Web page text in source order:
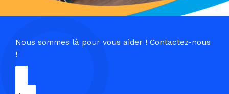
Nous sommes là pour vous aider ! Contactez-nous
!
09 54 37 04 03